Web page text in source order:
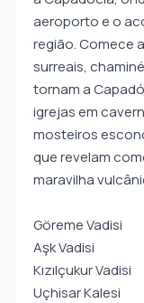
aeroporto e o
região. Comece
surreais,
tornam a
igrejas em
mosteiros
que revelam
maravilha
Göreme Vadisi
Aşk Vadisi
Kızılçukur Vadisi
Uçhisar Kalesi